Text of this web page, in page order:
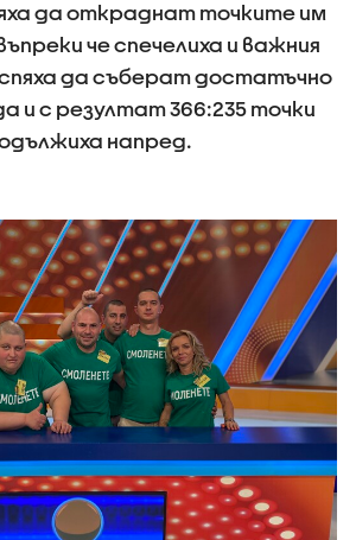
да откраднат точките им
че спечелиха и важния
да съберат достатъчно
и с резултат 366:235 точки
напред.